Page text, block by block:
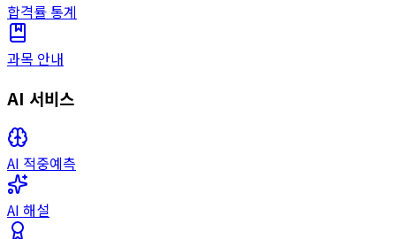
합격률 통계
과목 안내
AI 서비스
AI 적중예측
AI 해설